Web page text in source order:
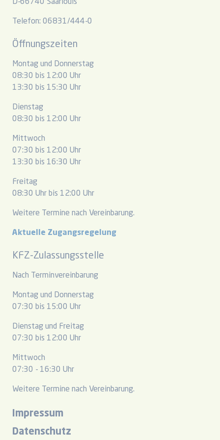
D-66740 Saarlouis
Telefon: 06831/444-0
Öffnungszeiten
Montag und Donnerstag
08:30 bis 12:00 Uhr
13:30 bis 15:30 Uhr
Dienstag
08:30 bis 12:00 Uhr
Mittwoch
07:30 bis 12:00 Uhr
13:30 bis 16:30 Uhr
Freitag
08:30 Uhr bis 12:00 Uhr
Weitere Termine nach Vereinbarung.
Aktuelle Zugangsregelung
KFZ-Zulassungsstelle
Nach Terminvereinbarung
Montag und Donnerstag
07:30 bis 15:00 Uhr
Dienstag und Freitag
07:30 bis 12:00 Uhr
Mittwoch
07:30 - 16:30 Uhr
Weitere Termine nach Vereinbarung.
Impressum
Datenschutz